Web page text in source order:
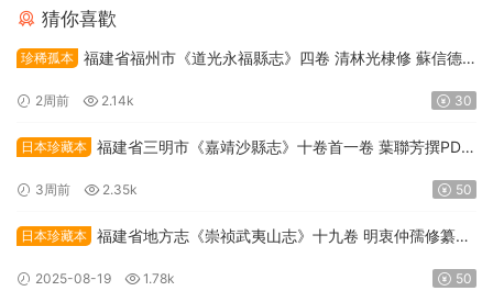
猜你喜歡
珍稀孤本 福建省福州市《道光永福縣志》四卷 清林光棣修 蘇信德
2周前 2.14k 30
日本珍藏本 福建省三明市《嘉靖沙縣志》十卷首一卷 葉聯芳撰PDF
3周前 2.35k 50
日本珍藏本 福建省地方志《崇祯武夷山志》十九卷 明衷仲孺修纂
2025-08-19 1.78k 50